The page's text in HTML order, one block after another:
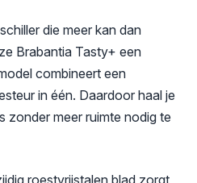
die meer kan dan
Brabantia Tasty+ een
combineert een
in één. Daardoor haal je
zonder meer ruimte nodig te
roestvrijstalen blad zorgt